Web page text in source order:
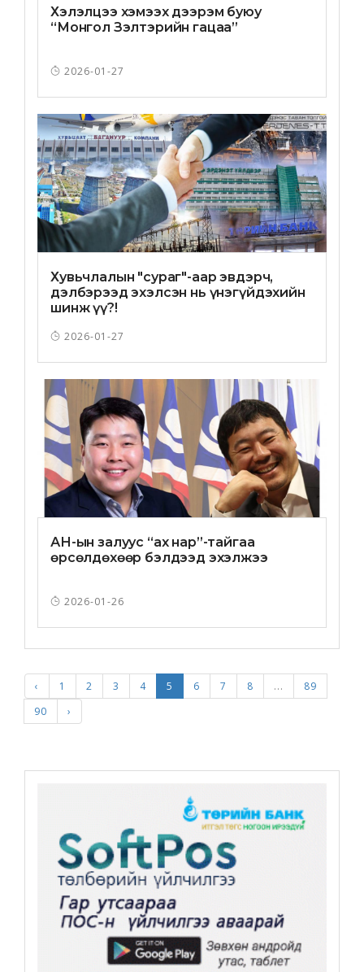
Хэлэлцээ хэмээх дээрэм буюу
“Монгол Зэлтэрийн гацаа”
2026-01-27
Хувьчлалын "сураг"-аар эвдэрч,
дэлбэрээд эхэлсэн нь үнэгүйдэхийн
шинж үү?!
2026-01-27
АН-ын залуус “ах нар”-тайгаа
өрсөлдөхөөр бэлдээд эхэлжээ
2026-01-26
‹ 1 2 3 4 5 6 7 8 ...
89
90
›